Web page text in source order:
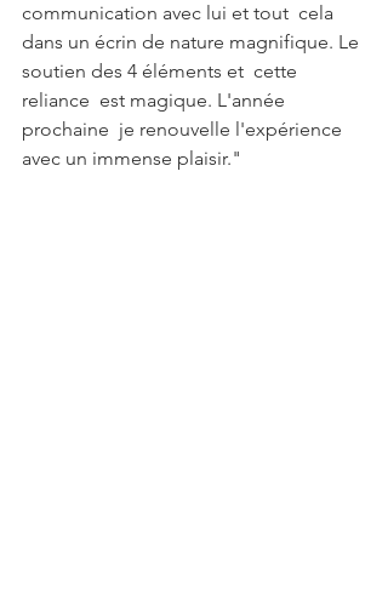
communication avec lui et tout  cela
dans un écrin de nature magnifique. Le
soutien des 4 éléments et  cette
reliance  est magique. L'année
prochaine  je renouvelle l'expérience
avec un immense plaisir."